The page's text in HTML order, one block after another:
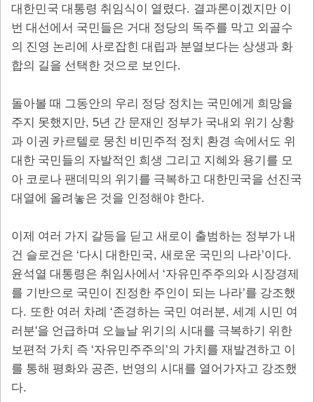
대한민국 대통령 취임식이 열렸다. 결과론이겠지만 이
번 대선에서 국민들은 거대 정당의 독주를 막고 외골수
의 진영 논리에 사로잡힌 대립과 분열보다는 상생과 화
합의 길을 선택한 것으로 보인다.
돌아볼 때 그동안의 우리 정당 정치는 국민에게 희망을
주지 못했지만, 5년 간 문재인 정부가 국내외 위기 상황
과 이권 카르텔로 뭉친 비민주적 정치 환경 속에서도 위
대한 국민들의 자발적인 희생 그리고 지혜와 용기를 모
아 코로나 팬데믹의 위기를 극복하고 대한민국을 선진국
대열에 올려놓은 것을 인정해야 한다.
이제 여러 가지 갈등을 딛고 새로이 출범하는 정부가 내
건 슬로건은 ‘다시 대한민국, 새로운 국민의 나라’이다.
윤석열 대통령은 취임사에서 ‘자유민주주의와 시장경제
를 기반으로 국민이 진정한 주인이 되는 나라’를 강조했
다. 또한 여러 차례 ‘존경하는 국민 여러분, 세계 시민 여
러분'을 언급하며 오늘날 위기의 시대를 극복하기 위한
보편적 가치 즉 ‘자유민주주의 ’의 가치를 재발견하고 이
를 통해 평화와 공존, 번영의 시대를 열어가자고 강조했
다.